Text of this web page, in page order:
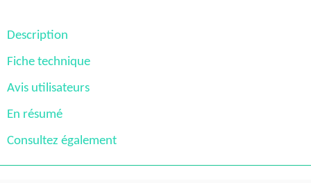
Description
Fiche technique
Avis utilisateurs
En résumé
Consultez également